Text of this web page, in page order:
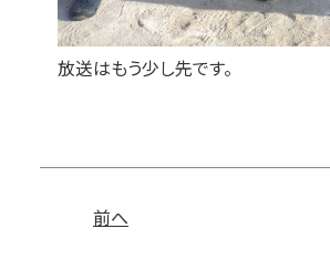
放送はもう少し先です。
前へ